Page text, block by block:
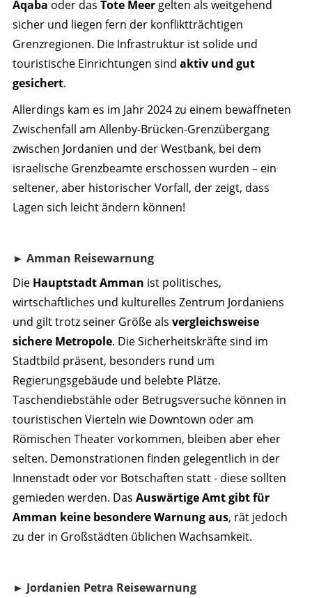
Aqaba oder das Tote Meergelten als weitgehend
sicher und liegen fern der konfliktträchtigen
Grenzregionen. Die Infrastruktur ist solide und
touristische Einrichtungen sind aktiv und gut
gesichert.
Allerdings kam es im Jahr 2024 zu einem bewaffneten
Zwischenfall am Allenby-Brücken-Grenzübergang
zwischen Jordanien und der Westbank, bei dem
israelische Grenzbeamte erschossen wurden – ein
seltener, aber historischer Vorfall, der zeigt, dass
Lagen sich leicht ändern können!
► Amman Reisewarnung
Die Hauptstadt Amman ist politisches,
wirtschaftliches und kulturelles Zentrum Jordaniens
und gilt trotz seiner Größe als vergleichsweise
sichere Metropole. Die Sicherheitskräfte sind im
Stadtbild präsent, besonders rund um
Regierungsgebäude und belebte Plätze.
Taschendiebstähle oder Betrugsversuche können in
touristischen Vierteln wie Downtown oder am
Römischen Theater vorkommen, bleiben aber eher
selten. Demonstrationen finden gelegentlich in der
Innenstadt oder vor Botschaften statt - diese sollten
gemieden werden. Das Auswärtige Amt gibt für
Amman keine besondere Warnung aus, rät jedoch
zu der in Großstädten üblichen Wachsamkeit.
► Jordanien Petra Reisewarnung